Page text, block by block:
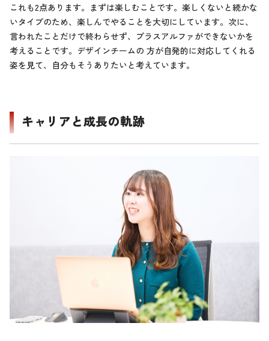
これも2点あります。まずは楽しむことです。楽しくないと続かな
いタイプのため、楽しんでやることを大切にしています。次に、
言われたことだけで終わらせず、プラスアルファができないかを
考えることです。デザインチームの 方が自発的に対応してくれる
姿を見て、自分もそうありたいと考えています。
キャリアと成長の軌跡